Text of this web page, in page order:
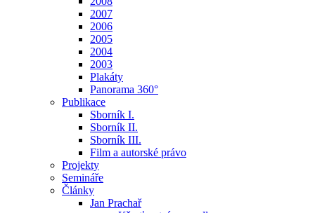
2007
2006
2005
2004
2003
Plakáty
Panorama 360°
Publikace
Sborník I.
Sborník II.
Sborník III.
Film a autorské právo
Projekty
Semináře
Články
Jan Prachař